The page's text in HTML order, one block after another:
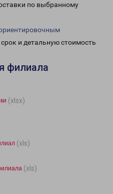
по выбранному
срок и детальную стоимость
филиала
(xlsx)
(xls)
(xls)